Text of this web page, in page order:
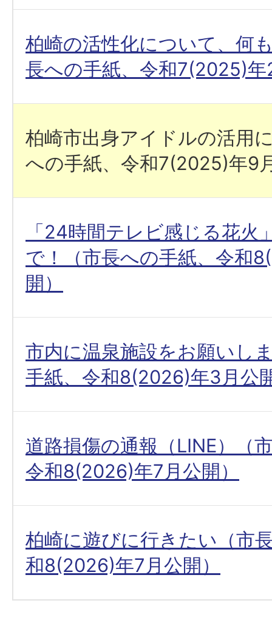
柏崎の活性化について、何
長への手紙、令和7(2025)年
柏崎市出身アイドルの活用
への手紙、令和7(2025)年9
「24時間テレビ感じる花火
で！（市長への手紙、令和
開）
市内に温泉施設をお願いし
手紙、令和8(2026)年3月公
道路損傷の通報（LINE）（
令和8(2026)年7月公開）
柏崎に遊びに行きたい（市
和8(2026)年7月公開）